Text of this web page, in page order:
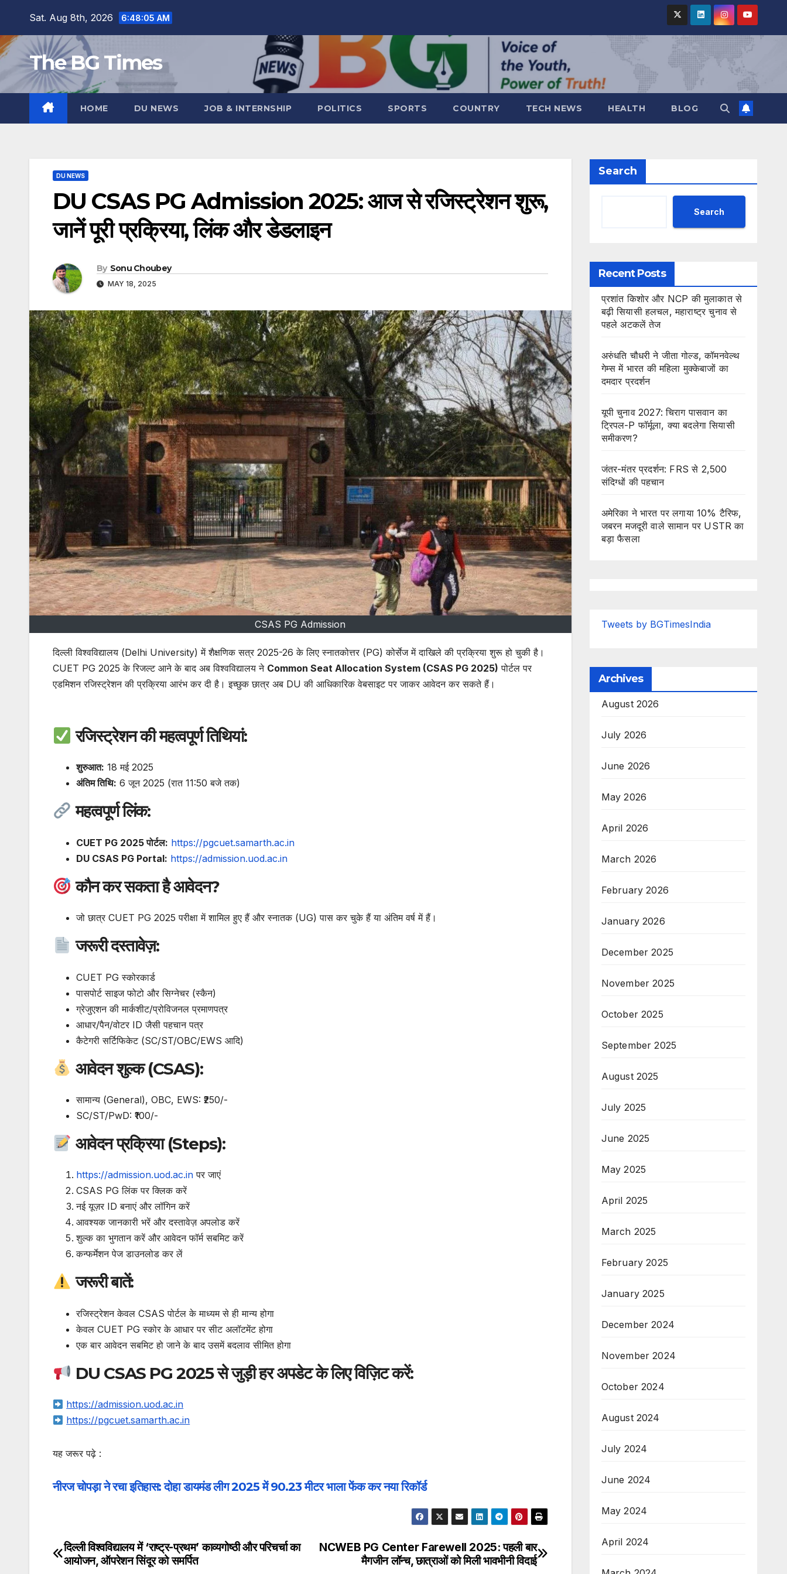
content
Sat. Aug 8th, 2026 6:48:06 AM
The BG Times
HOME DU NEWS JOB & INTERNSHIP POLITICS SPORTS COUNTRY TECH NEWS HEALTH BLOG
DU NEWS
DU CSAS PG Admission 2025: आज से रजिस्ट्रेशन शुरू,
जानें पूरी प्रक्रिया, लिंक और डेडलाइन
By Sonu Choubey
MAY 18, 2025
CSAS PG Admission
दिल्ली विश्वविद्यालय (Delhi University) में शैक्षणिक सत्र 2025-26 के लिए स्नातकोत्तर (PG) कोर्सेज में दाखिले की प्रक्रिया शुरू हो चुकी है।
CUET PG 2025 के रिजल्ट आने के बाद अब विश्वविद्यालय ने Common Seat Allocation System (CSAS PG 2025) पोर्टल पर
एडमिशन रजिस्ट्रेशन की प्रक्रिया आरंभ कर दी है। इच्छुक छात्र अब DU की आधिकारिक वेबसाइट पर जाकर आवेदन कर सकते हैं।
रजिस्ट्रेशन की महत्वपूर्ण तिथियां:
शुरुआत: 18 मई 2025
अंतिम तिथि: 6 जून 2025 (रात 11:50 बजे तक)
महत्वपूर्ण लिंक:
CUET PG 2025 पोर्टल: https://pgcuet.samarth.ac.in
DU CSAS PG Portal: https://admission.uod.ac.in
कौन कर सकता है आवेदन?
जो छात्र CUET PG 2025 परीक्षा में शामिल हुए हैं और स्नातक (UG) पास कर चुके हैं या अंतिम वर्ष में हैं।
जरूरी दस्तावेज़:
CUET PG स्कोरकार्ड
पासपोर्ट साइज फोटो और सिग्नेचर (स्कैन)
ग्रेजुएशन की मार्कशीट/प्रोविजनल प्रमाणपत्र
आधार/पैन/वोटर ID जैसी पहचान पत्र
कैटेगरी सर्टिफिकेट (SC/ST/OBC/EWS आदि)
आवेदन शुल्क (CSAS):
सामान्य (General), OBC, EWS: ₹250/-
SC/ST/PwD: ₹100/-
आवेदन प्रक्रिया (Steps):
https://admission.uod.ac.in पर जाएं
CSAS PG लिंक पर क्लिक करें
नई यूज़र ID बनाएं और लॉगिन करें
आवश्यक जानकारी भरें और दस्तावेज़ अपलोड करें
शुल्क का भुगतान करें और आवेदन फॉर्म सबमिट करें
कन्फर्मेशन पेज डाउनलोड कर लें
जरूरी बातें:
रजिस्ट्रेशन केवल CSAS पोर्टल के माध्यम से ही मान्य होगा
केवल CUET PG स्कोर के आधार पर सीट अलॉटमेंट होगा
एक बार आवेदन सबमिट हो जाने के बाद उसमें बदलाव सीमित होगा
DU CSAS PG 2025 से जुड़ी हर अपडेट के लिए विज़िट करें:
https://admission.uod.ac.in
https://pgcuet.samarth.ac.in
यह जरूर पढ़े :
नीरज चोपड़ा ने रचा इतिहास: दोहा डायमंड लीग 2025 में 90.23 मीटर भाला फेंक कर नया रिकॉर्ड
Post
NCWEB PG Center Farewell 2025: पहली बार
मैगजीन लॉन्च, छात्राओं को मिली भावभीनी विदाई
दिल्ली विश्वविद्यालय में ‘राष्ट्र-प्रथम’ काव्यगोष्ठी और परिचर्चा का
आयोजन, ऑपरेशन सिंदूर को समर्पित
Search
Search
Recent Posts
प्रशांत किशोर और NCP की मुलाकात से
बढ़ी सियासी हलचल, महाराष्ट्र चुनाव से
पहले अटकलें तेज
अरुंधति चौधरी ने जीता गोल्ड, कॉमनवेल्थ
गेम्स में भारत की महिला मुक्केबाजों का
दमदार प्रदर्शन
यूपी चुनाव 2027: चिराग पासवान का
ट्रिपल-P फॉर्मूला, क्या बदलेगा सियासी
समीकरण?
जंतर-मंतर प्रदर्शन: FRS से 2,500
संदिग्धों की पहचान
अमेरिका ने भारत पर लगाया 10% टैरिफ,
जबरन मजदूरी वाले सामान पर USTR का
बड़ा फैसला
Tweets by BGTimesIndia
Archives
August 2026
July 2026
June 2026
May 2026
April 2026
March 2026
February 2026
January 2026
December 2025
November 2025
October 2025
September 2025
August 2025
July 2025
June 2025
May 2025
April 2025
March 2025
February 2025
January 2025
December 2024
November 2024
October 2024
August 2024
July 2024
June 2024
May 2024
April 2024